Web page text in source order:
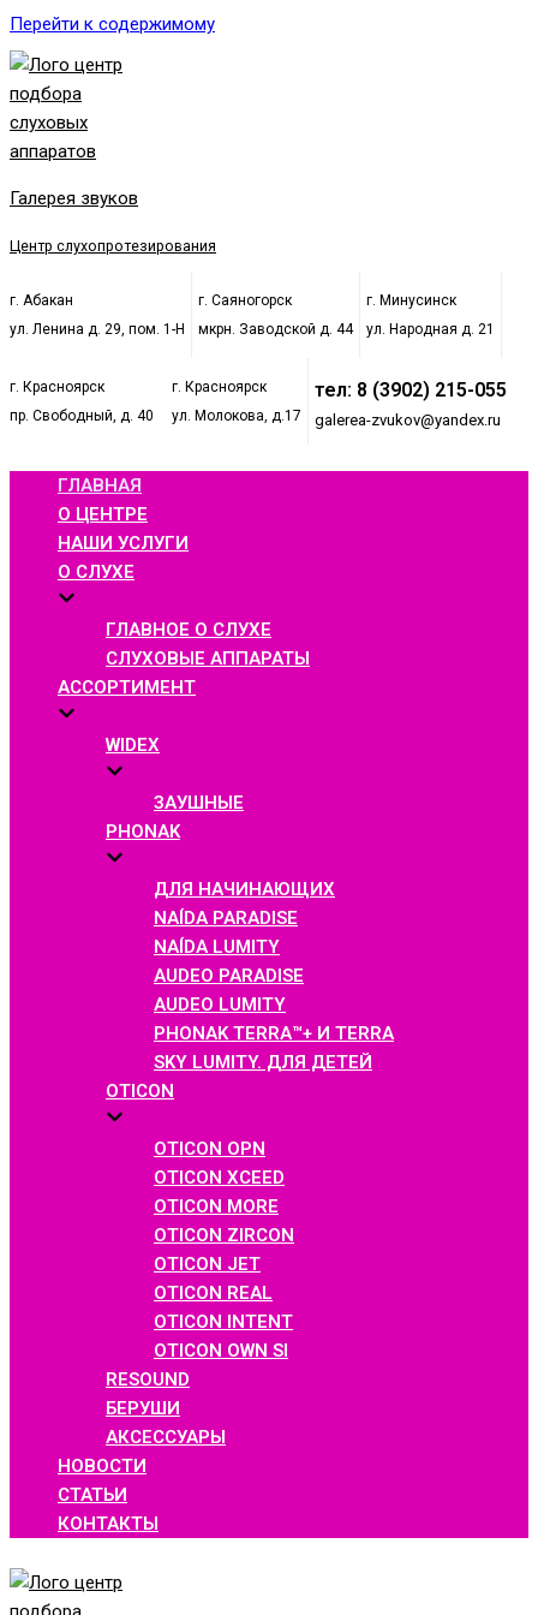
Перейти к содержимому
Галерея звуков
Центр слухопротезирования
г. Абакан
ул. Ленина д. 29, пом. 1-Н
г. Саяногорск
мкрн. Заводской д. 44
г. Минусинск
ул. Народная д. 21
г. Красноярск
пр. Свободный, д. 40
г. Красноярск
ул. Молокова, д.17
тел: 8 (3902) 215-055
galerea-zvukov@yandex.ru
ГЛАВНАЯ
О ЦЕНТРЕ
НАШИ УСЛУГИ
О СЛУХЕ
ГЛАВНОЕ О СЛУХЕ
СЛУХОВЫЕ АППАРАТЫ
АССОРТИМЕНТ
WIDEX
ЗАУШНЫЕ
PHONAK
ДЛЯ НАЧИНАЮЩИХ
NAÍDA PARADISE
NAÍDA LUMITY
AUDEO PARADISE
AUDEO LUMITY
PHONAK TERRA™+ И TERRA
SKY LUMITY. ДЛЯ ДЕТЕЙ
OTICON
OTICON OPN
OTICON XCEED
OTICON MORE
OTICON ZIRCON
OTICON JET
OTICON REAL
OTICON INTENT
OTICON OWN SI
RESOUND
БЕРУШИ
АКСЕССУАРЫ
НОВОСТИ
СТАТЬИ
КОНТАКТЫ